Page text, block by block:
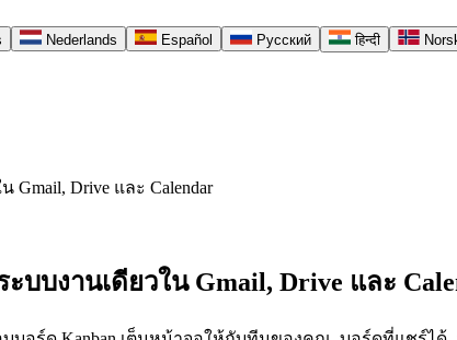
Nederlands Español Русский हिन्दी
Gmail, Drive และ Calendar
ะบบงานเดียวใน Gmail, Drive และ